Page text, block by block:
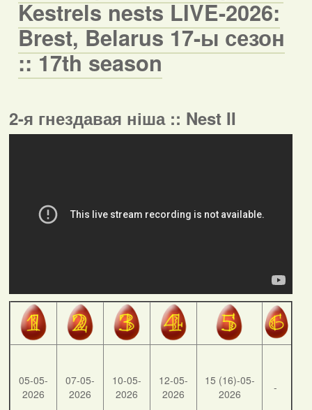
Kestrels nests LIVE-2026:
Brest, Belarus 17-ы сезон
:: 17th season
2-я гнездавая ніша :: Nest II
05-05-
2026
07-05-
2026
10-05-
2026
12-05-
2026
15 (16)-05-
2026
-